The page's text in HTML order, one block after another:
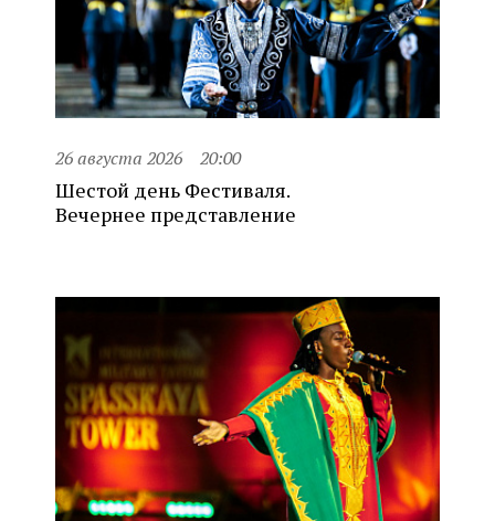
26 августа 2026 20:00
Шестой день Фестиваля.
Вечернее представление